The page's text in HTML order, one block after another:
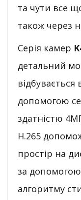
та чути все
також через
Серія камер
детальний
відбувається
допомогою
здатністю
H.265
простір на
за
алгоритму